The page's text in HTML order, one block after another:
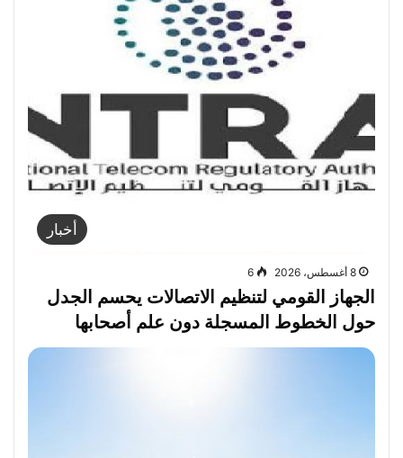
أخبار
8 أغسطس، 2026 6
الجهاز القومي لتنظيم الاتصالات يحسم الجدل
حول الخطوط المسجلة دون علم أصحابها